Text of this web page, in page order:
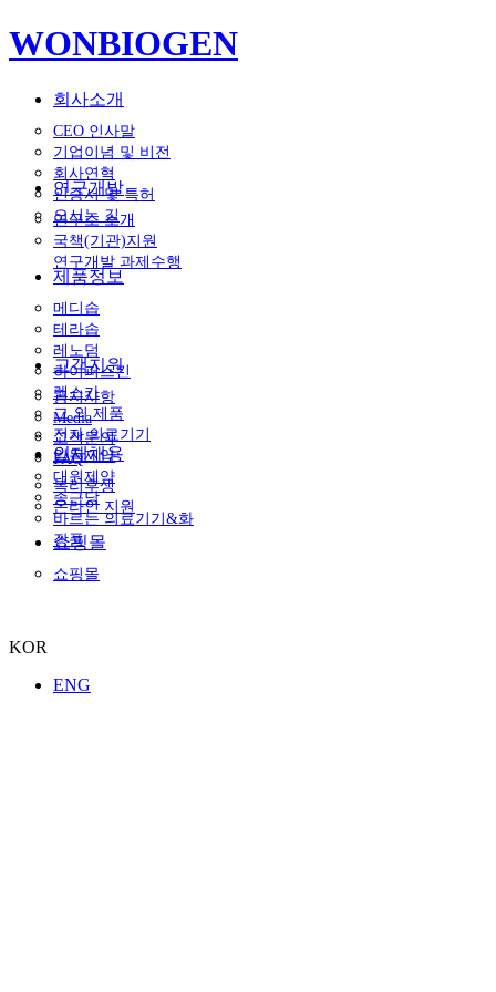
WONBIOGEN
회사소개
CEO 인사말
기업이념 및 비전
회사연혁
인증서 및 특허
오시는 길
연구개발
연구소 소개
국책(기관)지원
연구개발 과제수행
제품정보
메디솝
테라솝
레노덤
하이퍼스킨
렘스카
그 외 제품
전자 의료기기
일동제약
대원제약
종근당
바르는 의료기기&화
장품
고객지원
공지사항
Media
고객문의
FAQ
인재채용
복리후생
온라인 지원
쇼핑몰
쇼핑몰
KOR
ENG